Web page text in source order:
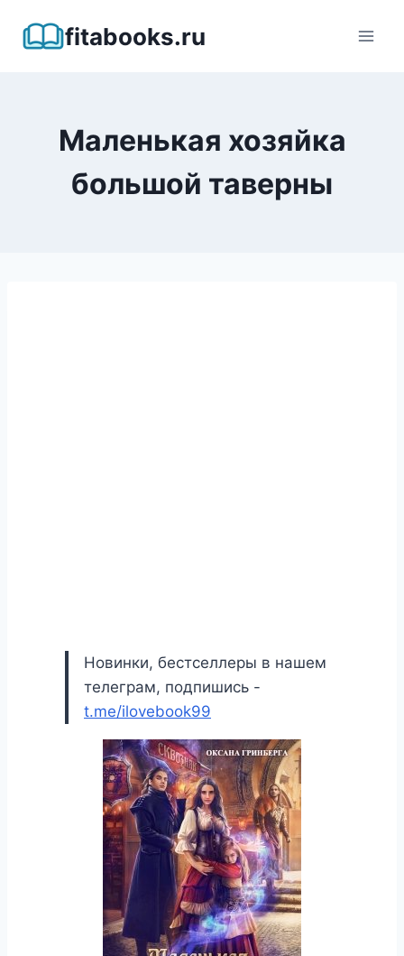
fitabooks.ru
Маленькая хозяйка
большой таверны
Новинки, бестселлеры в нашем
телеграм, подпишись -
t.me/ilovebook99